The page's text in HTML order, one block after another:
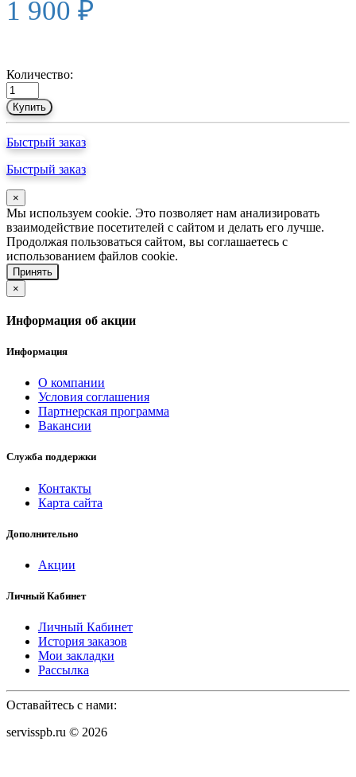
1 900 ₽
Количество:
Купить
Быстрый заказ
Быстрый заказ
×
Мы используем cookie. Это позволяет нам анализировать
взаимодействие посетителей с сайтом и делать его лучше.
Продолжая пользоваться сайтом, вы соглашаетесь с
использованием файлов cookie.
Принять
×
Информация об акции
Информация
О компании
Условия соглашения
Партнерская программа
Вакансии
Служба поддержки
Контакты
Карта сайта
Дополнительно
Акции
Личный Кабинет
Личный Кабинет
История заказов
Мои закладки
Рассылка
Оставайтесь с нами:
servisspb.ru © 2026